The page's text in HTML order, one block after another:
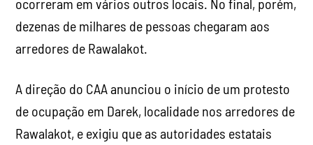
ocorreram em vários outros locais. No final, porém,
dezenas de milhares de pessoas chegaram aos
arredores de Rawalakot.
A direção do CAA anunciou o início de um protesto
de ocupação em Darek, localidade nos arredores de
Rawalakot, e exigiu que as autoridades estatais